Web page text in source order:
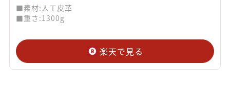
■素材:人工皮革
■重さ:1300g
楽天で見る